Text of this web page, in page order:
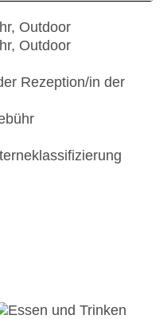
Outdoor
Outdoor
Rezeption/in der